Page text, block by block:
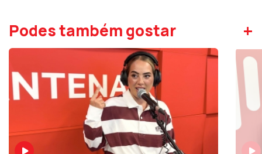
Podes também gostar +